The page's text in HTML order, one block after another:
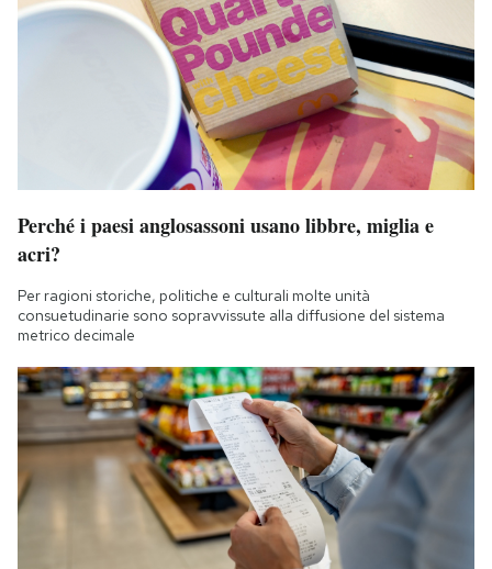
Perché i paesi anglosassoni usano libbre, miglia e
acri?
Per ragioni storiche, politiche e culturali molte unità
consuetudinarie sono sopravvissute alla diffusione del sistema
metrico decimale